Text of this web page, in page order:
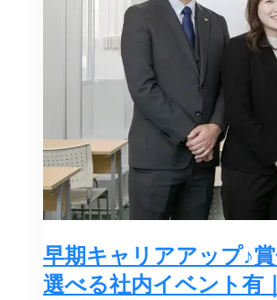
早期キャリアアップ♪
選べる社内イベント有